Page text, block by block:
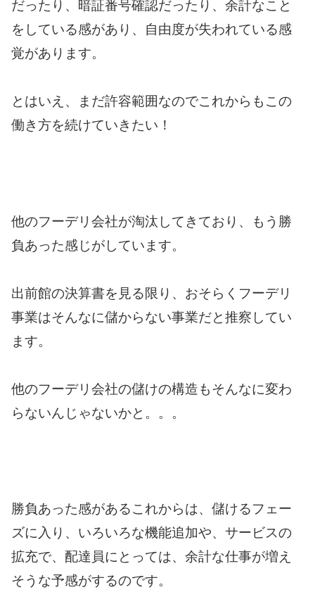
だったり、暗証番号確認だったり、余計なこと
をしている感があり、自由度が失われている感
覚があります。
とはいえ、まだ許容範囲なのでこれからもこの
働き方を続けていきたい！
他のフーデリ会社が淘汰してきており、もう勝
負あった感じがしています。
出前館の決算書を見る限り、おそらくフーデリ
事業はそんなに儲からない事業だと推察してい
ます。
他のフーデリ会社の儲けの構造もそんなに変わ
らないんじゃないかと。。。
勝負あった感があるこれからは、儲けるフェー
ズに入り、いろいろな機能追加や、サービスの
拡充で、配達員にとっては、余計な仕事が増え
そうな予感がするのです。